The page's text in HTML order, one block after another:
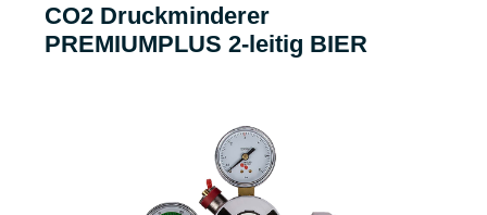
CO2 Druckminderer
PREMIUMPLUS 2-leitig BIER